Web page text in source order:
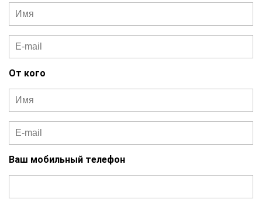
От кого
Ваш мобильный телефон